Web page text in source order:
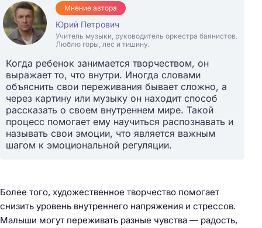
Мнение автора
Юрий Петрович
Учитель музыки, руководитель оркестра баянистов.
Люблю горы, лес и тишину.
Когда ребенок занимается творчеством, он
выражает то, что внутри. Иногда словами
объяснить свои переживания бывает сложно, а
через картину или музыку он находит способ
рассказать о своем внутреннем мире. Такой
процесс помогает ему научиться распознавать и
называть свои эмоции, что является важным
шагом к эмоциональной регуляции.
Более того, художественное творчество помогает
снизить уровень внутреннего напряжения и стрессов.
Малыши могут переживать разные чувства — радость,